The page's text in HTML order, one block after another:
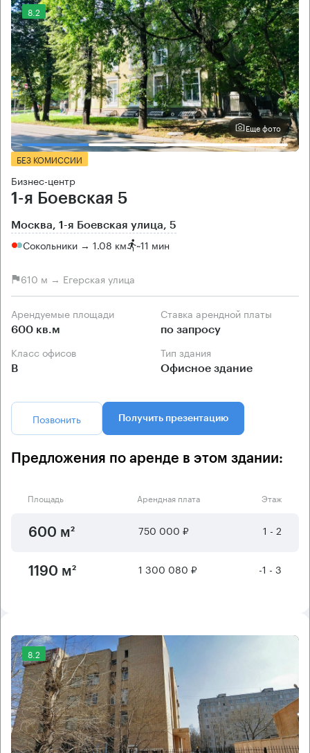
8.2
Еще фото
БЕЗ КОМИССИИ
Бизнес-центр
1-я Боевская 5
Москва, 1-я Боевская улица, 5
Сокольники → 1.08 км ~11 мин
610 м → Егерская улица
Арендуемые площади
600 кв.м
Ставка арендной платы
по запросу
Класс офисов
B
Тип здания
Офисное здание
Позвонить Получить презентацию
Предложения по аренде в этом здании:
Площадь Арендная плата Этаж
600 м² 750 000 ₽ 1 - 2
1190 м² 1 300 080 ₽ -1 - 3
8.2